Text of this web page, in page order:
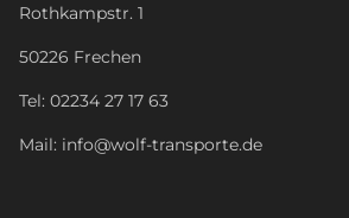
Rothkampstr. 1
50226 Frechen
Tel: 02234 27 17 63
Mail: info@wolf-transporte.de